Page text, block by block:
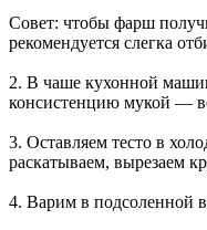
Совет: чтобы фарш
рекомендуется слегка
2. В чаше кухонной
консистенцию мукой —
3. Оставляем тесто в
раскатываем, вырезаем
4. Варим в подсоленной